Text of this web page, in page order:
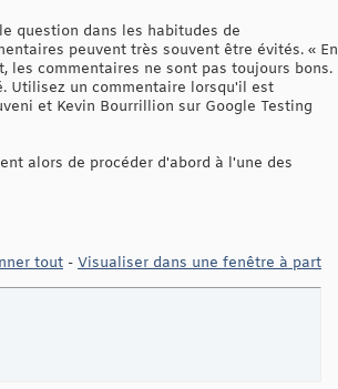
question dans les habitudes de
peuvent très souvent être évités. « En
les commentaires ne sont pas toujours bons.
Utilisez un commentaire lorsqu'il est
et Kevin Bourrillion sur Google Testing
alors de procéder d'abord à l'une des
tout - Visualiser dans une fenêtre à part